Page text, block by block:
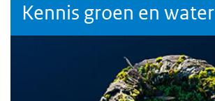
Kennis groen en water